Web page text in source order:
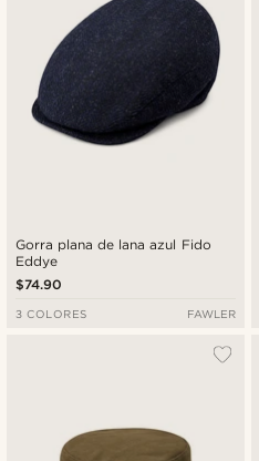
Gorra plana de lana azul Fido
Eddye
$74.90
3 COLORES FAWLER